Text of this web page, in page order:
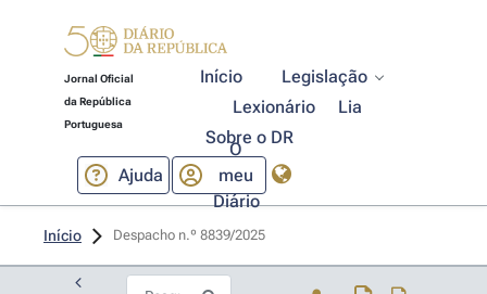
Jornal Oficial
da República
Portuguesa
Início
Legislação
Lexionário
Lia
Sobre o DR
Ajuda
O
meu
Diário
Início Despacho n.º 8839/2025